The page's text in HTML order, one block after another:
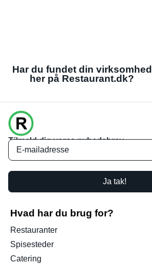
Har du fundet din virksomhed
her på Restaurant.dk?
Tilmeld dig vores nyhedsbrev
Ja tak!
Hvad har du brug for?
Restauranter
Spisesteder
Catering